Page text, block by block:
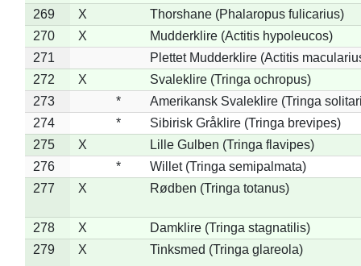
269
X
Thorshane (Phalaropus fulicarius)
270
X
Mudderklire (Actitis hypoleucos)
271
Plettet Mudderklire (Actitis
272
X
Svaleklire (Tringa ochropus)
273
*
Amerikansk Svaleklire (Tringa
274
*
Sibirisk Gråklire (Tringa brevipes)
275
X
Lille Gulben (Tringa flavipes)
276
*
Willet (Tringa semipalmata)
277
X Rødben (Tringa totanus)
278 X
Damklire (Tringa stagnatilis)
279
X Tinksmed (Tringa glareola)